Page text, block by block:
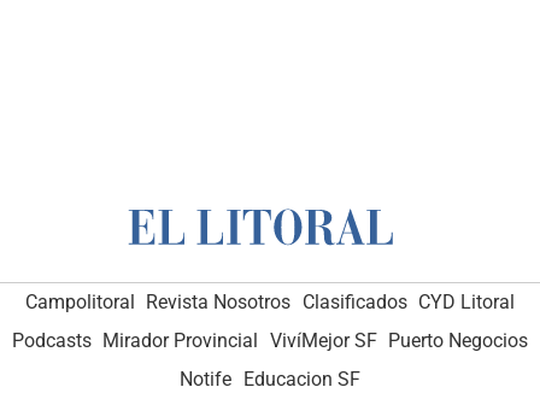
Campolitoral Revista Nosotros Clasificados CYD Litoral
Podcasts Mirador Provincial VivíMejor SF Puerto Negocios
Notife Educacion SF